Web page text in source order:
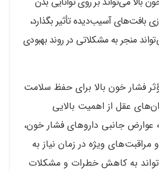
بافت‌های آسیب‌دیده تأثیر بگذارد،
منجر به مشکلاتی در روند بهبودی
فشار خون بالا برای حفظ سلامت
عقل از اهمیت بالایی
عوارض جانبی داروهای فشار خون،
ویژه در زمان نیاز به
به کاهش خطرات و مشکلات